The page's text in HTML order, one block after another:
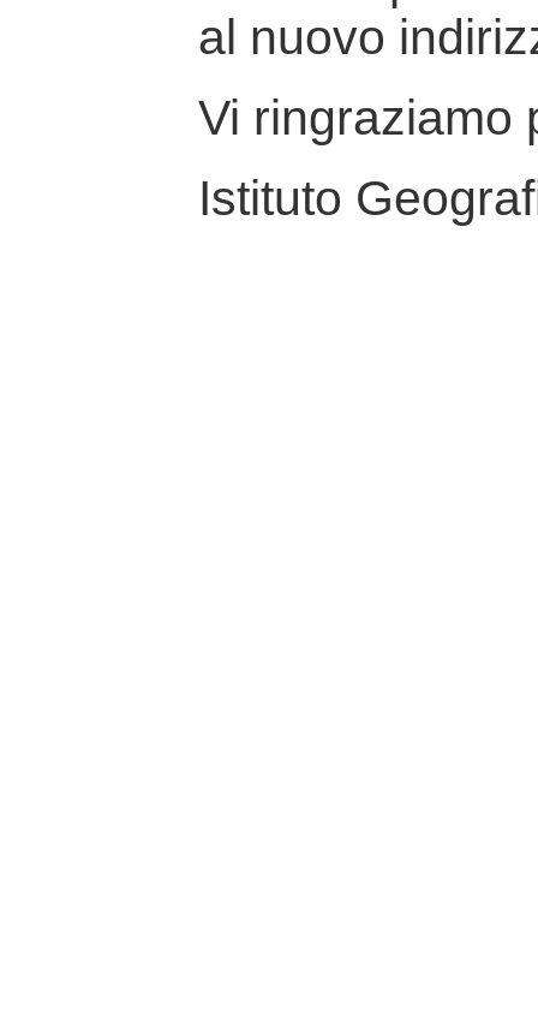
al nuovo
Vi ringraziamo
Istituto